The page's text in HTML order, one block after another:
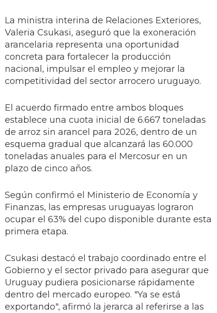
La ministra interina de Relaciones Exteriores,
Valeria Csukasi, aseguró que la exoneración
arancelaria representa una oportunidad
concreta para fortalecer la producción
nacional, impulsar el empleo y mejorar la
competitividad del sector arrocero uruguayo.
El acuerdo firmado entre ambos bloques
establece una cuota inicial de 6.667 toneladas
de arroz sin arancel para 2026, dentro de un
esquema gradual que alcanzará las 60.000
toneladas anuales para el Mercosur en un
plazo de cinco años.
Según confirmó el Ministerio de Economía y
Finanzas, las empresas uruguayas lograron
ocupar el 63% del cupo disponible durante esta
primera etapa.
Csukasi destacó el trabajo coordinado entre el
Gobierno y el sector privado para asegurar que
Uruguay pudiera posicionarse rápidamente
dentro del mercado europeo. "Ya se está
exportando", afirmó la jerarca al referirse a las